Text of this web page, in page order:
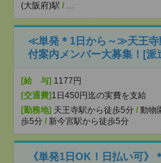
(大阪府)駅 / …
≪単発＊1日から～≫天王寺
付案内メンバー大募集！[派
[給 与] 1177円
[交通費] 1日450円迄の実費を支給
[勤務地] 天王寺駅から徒歩5分 / 動物
歩5分 / 新今宮駅から徒歩5分
《単発1日OK！日払い可》